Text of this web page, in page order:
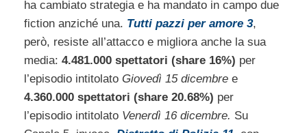
ha cambiato strategia e ha mandato in campo due
fiction anziché una. Tutti pazzi per amore 3,
però, resiste all’attacco e migliora anche la sua
media: 4.481.000 spettatori (share 16%) per
l’episodio intitolato Giovedì 15 dicembre e
4.360.000 spettatori (share 20.68%) per
l’episodio intitolato Venerdì 16 dicembre. Su